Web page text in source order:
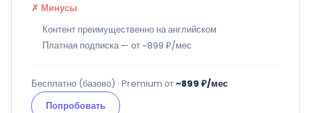
✗ Минусы
Контент преимущественно на английском
Платная подписка — от ~899 ₽/мес
Бесплатно (базово) · Premium от~899 ₽/мес
Попробовать